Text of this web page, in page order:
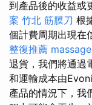
到產品後的收益或
案 竹北 筋膜刀 根
個計費周期出現在
整復推薦 massage
退貨，我們將通過
和運輸成本由
產品的情況下，我